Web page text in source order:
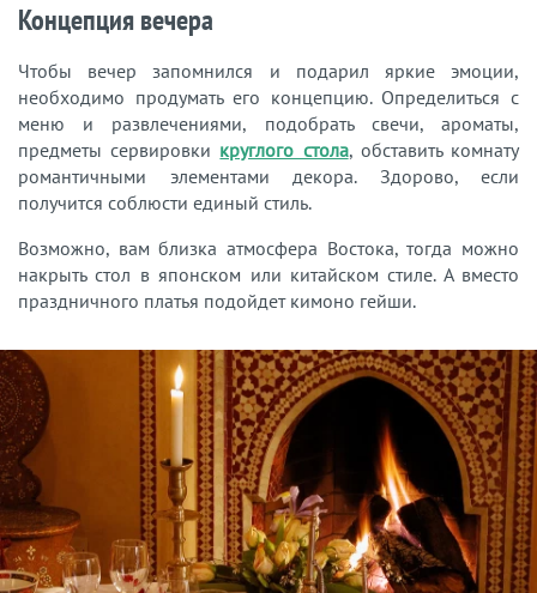
Концепция вечера
Чтобы вечер запомнился и подарил яркие эмоции,
необходимо продумать его концепцию. Определиться с
меню и развлечениями, подобрать свечи, ароматы,
предметы сервировки круглого стола, обставить комнату
романтичными элементами декора. Здорово, если
получится соблюсти единый стиль.
Возможно, вам близка атмосфера Востока, тогда можно
накрыть стол в японском или китайском стиле. А вместо
праздничного платья подойдет кимоно гейши.